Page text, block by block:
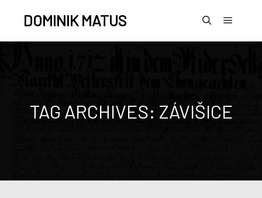
DOMINIK MATUS
TAG ARCHIVES: ZÁVIŠICE